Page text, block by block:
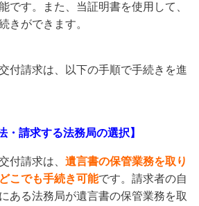
です。また、当証明書を使用して、
きができます。
付請求は、以下の手順で手続きを進
・請求する法務局の選択】
付請求は、 遺言書の保管業務を取り
こでも手続き可能です。請求者の自
ある法務局が遺言書の保管業務を取